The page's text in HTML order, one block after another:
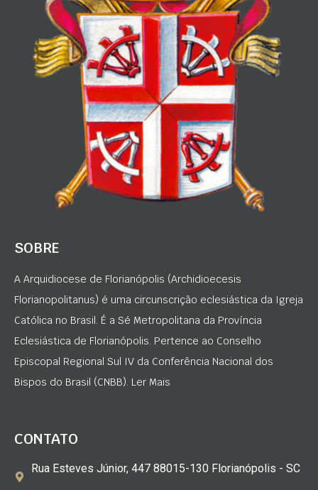
SOBRE
A Arquidiocese de Florianópolis (Archidioecesis
Florianopolitanus) é uma circunscrição eclesiástica da Igreja
Católica no Brasil. É a Sé Metropolitana da Província
Eclesiástica de Florianópolis. Pertence ao Conselho
Episcopal Regional Sul IV da Conferência Nacional dos
Bispos do Brasil (CNBB). Ler Mais
CONTATO
Rua Esteves Júnior, 447 88015-130 Florianópolis - SC